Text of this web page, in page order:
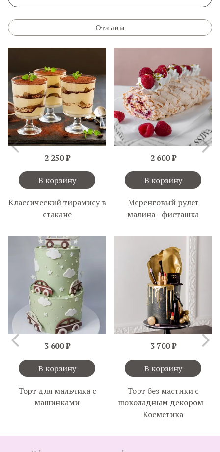
Отзывы
2 250 ₽
В корзину
Классический тирамису в
стакане
2 600 ₽
В корзину
Меренговый рулет
малина - фисташка
3 600 ₽
В корзину
Торт для мальчика с
машинками
3 700 ₽
В корзину
Торт без мастики с
шоколадным декором -
Косметика